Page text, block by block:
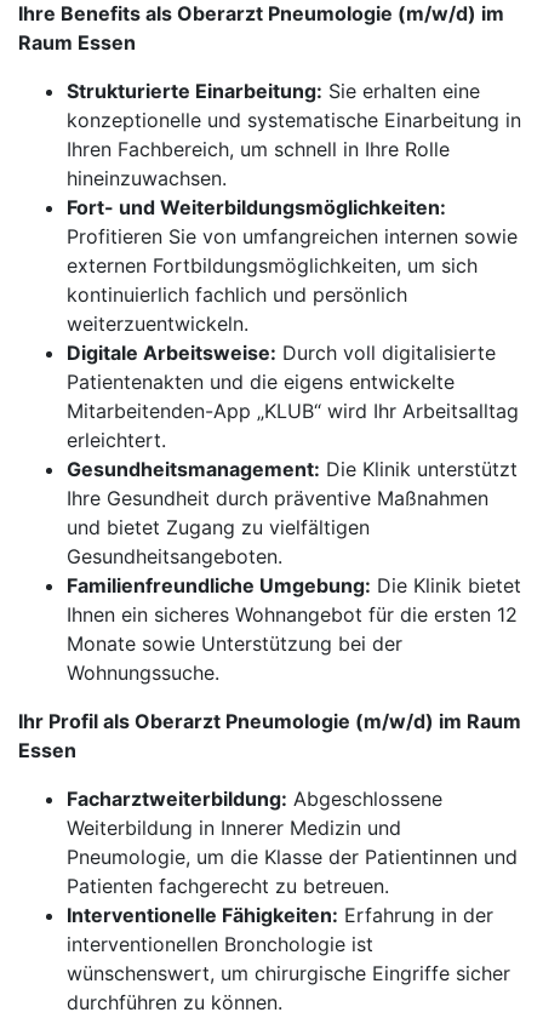
Ihre Benefits als Oberarzt Pneumologie (m/w/d) im
Raum Essen
Strukturierte Einarbeitung: Sie erhalten eine
konzeptionelle und systematische Einarbeitung in
Ihren Fachbereich, um schnell in Ihre Rolle
hineinzuwachsen.
Fort- und Weiterbildungsmöglichkeiten:
Profitieren Sie von umfangreichen internen sowie
externen Fortbildungsmöglichkeiten, um sich
kontinuierlich fachlich und persönlich
weiterzuentwickeln.
Digitale Arbeitsweise: Durch voll digitalisierte
Patientenakten und die eigens entwickelte
Mitarbeitenden-App „KLUB“ wird Ihr Arbeitsalltag
erleichtert.
Gesundheitsmanagement: Die Klinik unterstützt
Ihre Gesundheit durch präventive Maßnahmen
und bietet Zugang zu vielfältigen
Gesundheitsangeboten.
Familienfreundliche Umgebung: Die Klinik bietet
Ihnen ein sicheres Wohnangebot für die ersten 12
Monate sowie Unterstützung bei der
Wohnungssuche.
Ihr Profil als Oberarzt Pneumologie (m/w/d) im Raum
Essen
Facharztweiterbildung: Abgeschlossene
Weiterbildung in Innerer Medizin und
Pneumologie, um die Klasse der Patientinnen und
Patienten fachgerecht zu betreuen.
Interventionelle Fähigkeiten: Erfahrung in der
interventionellen Bronchologie ist
wünschenswert, um chirurgische Eingriffe sicher
durchführen zu können.